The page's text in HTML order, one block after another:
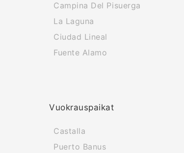
Campina Del Pisuerga
La Laguna
Ciudad Lineal
Fuente Alamo
Vuokrauspaikat
Castalla
Puerto Banus